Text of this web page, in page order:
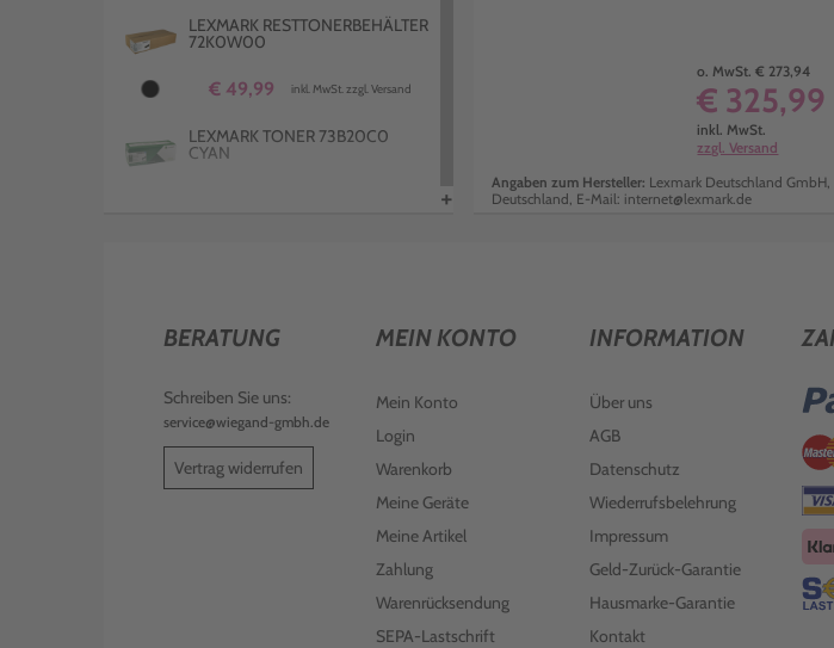
LEXMARK RESTTONERBEHÄLTER
72K0W00
€ 49,99 inkl. MwSt. zzgl. Versand
LEXMARK TONER 73B20C0
CYAN
€ 116,99 inkl. MwSt. zzgl. Versand
LEXMARK DEVELOPER UNIT
72K0DK0 SCHWARZ
inkl. MwSt. zzgl. Versand
LEXMARK FOTOLEITER 72K0P00
+
o. MwSt. € 273,94
€ 325,99
inkl. MwSt.
zzgl. Versand
Angaben zum Hersteller: Lexmark Deutschland
Deutschland, E-Mail: internet@lexmark.de
BERATUNG
Schreiben Sie uns:
service@wiegand-gmbh.de
Vertrag widerrufen
MEIN KONTO
Mein Konto
Login
Warenkorb
Meine Geräte
Meine Artikel
Zahlung
Warenrücksendung
SEPA-Lastschrift
INFORMATION
Über uns
AGB
Datenschutz
Wiederrufsbelehrung
Impressum
Geld-Zurück-Garantie
Hausmarke-Garantie
Kontakt